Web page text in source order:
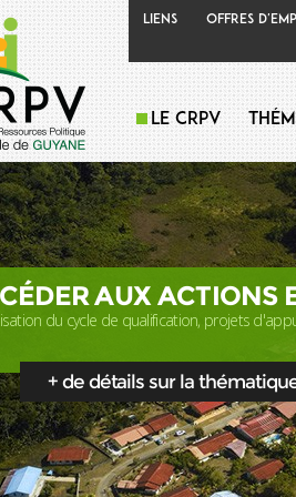
Liens Offres
Le CRPV
AUX ACTIONS
du cycle de qualification, projets
+ de détails sur la